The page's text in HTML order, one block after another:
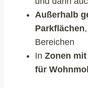
Außerhalb
Parkflächen
Bereichen
In Zonen
für